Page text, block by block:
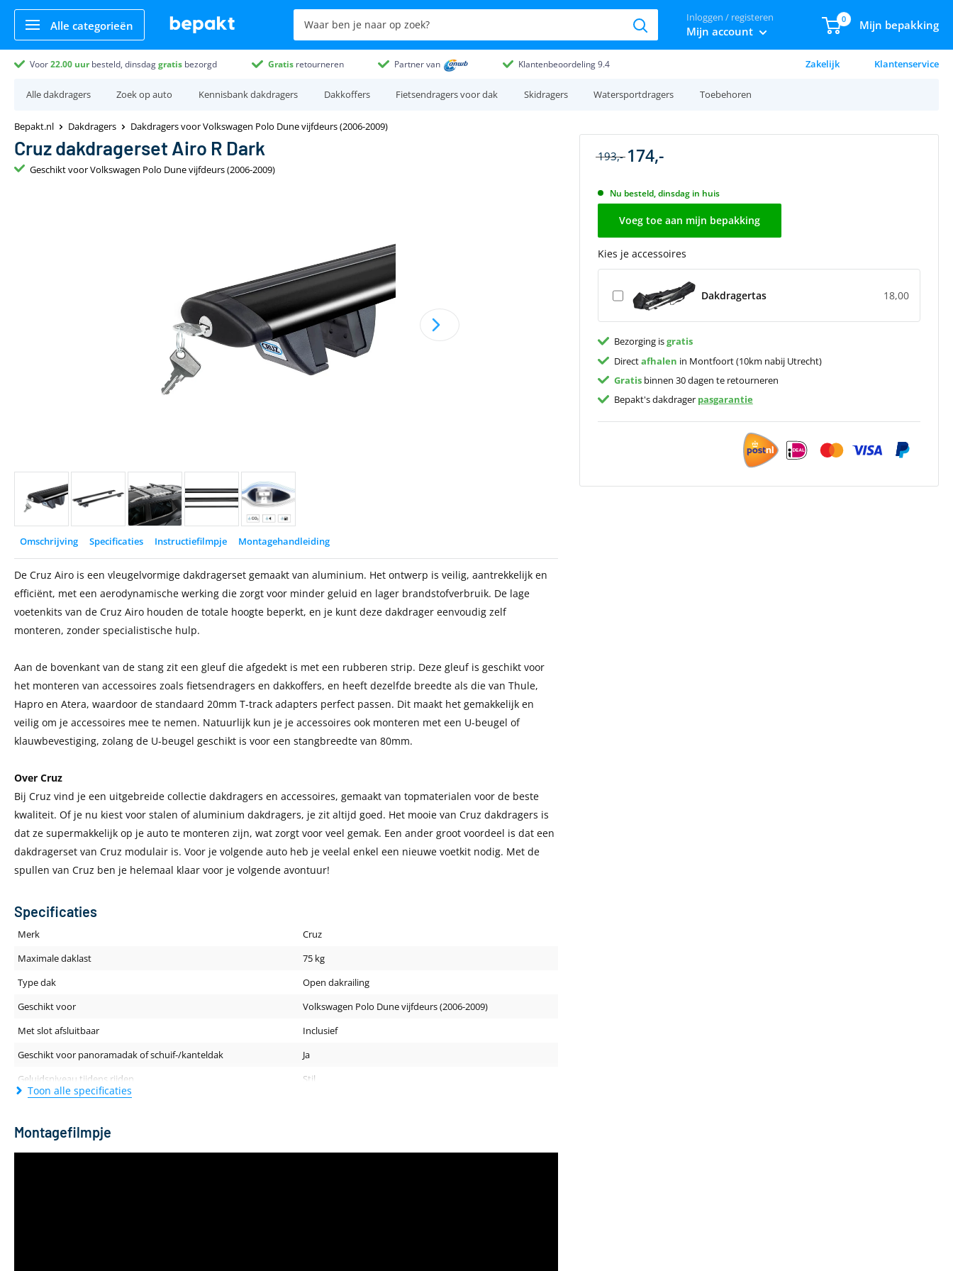
Alle categorieën
Inloggen / registeren
Mijn account
0 Mijn bepakking
Voor22.00 uurbesteld, dinsdaggratis bezorgd Gratisretourneren Partner van Klantenbeoordeling 9.4 Zakelijk Klantenservice
Alle dakdragers Zoek op auto Kennisbank dakdragers Dakkoffers Fietsendragers voor dak Skidragers Watersportdragers Toebehoren
Bepakt.nl Dakdragers Dakdragers voor Volkswagen Polo Dune vijfdeurs (2006-2009)
Cruz dakdragerset Airo R Dark
Geschikt voor Volkswagen Polo Dune vijfdeurs (2006-2009)
193,- 174,-
Nu besteld, dinsdag in huis
Voeg toe aan mijn bepakking
Kies je accessoires
Dakdragertas 18,00
Bezorging isgratis
Directafhalen in Montfoort (10km nabij Utrecht)
Gratisbinnen 30 dagen te retourneren
Bepakt's dakdrager pasgarantie
Omschrijving Specificaties Instructiefilmpje Montagehandleiding
De Cruz Airo is een vleugelvormige dakdragerset gemaakt van aluminium. Het ontwerp is veilig, aantrekkelijk en
efficiënt, met een aerodynamische werking die zorgt voor minder geluid en lager brandstofverbruik. De lage
voetenkits van de Cruz Airo houden de totale hoogte beperkt, en je kunt deze dakdrager eenvoudig zelf
monteren, zonder specialistische hulp.
Aan de bovenkant van de stang zit een gleuf die afgedekt is met een rubberen strip. Deze gleuf is geschikt voor
het monteren van accessoires zoals fietsendragers en dakkoffers, en heeft dezelfde breedte als die van Thule,
Hapro en Atera, waardoor de standaard 20mm T-track adapters perfect passen. Dit maakt het gemakkelijk en
veilig om je accessoires mee te nemen. Natuurlijk kun je je accessoires ook monteren met een U-beugel of
klauwbevestiging, zolang de U-beugel geschikt is voor een stangbreedte van 80mm.
Over Cruz
Bij Cruz vind je een uitgebreide collectie dakdragers en accessoires, gemaakt van topmaterialen voor de beste
kwaliteit. Of je nu kiest voor stalen of aluminium dakdragers, je zit altijd goed. Het mooie van Cruz dakdragers is
dat ze supermakkelijk op je auto te monteren zijn, wat zorgt voor veel gemak. Een ander groot voordeel is dat een
dakdragerset van Cruz modulair is. Voor je volgende auto heb je veelal enkel een nieuwe voetkit nodig. Met de
spullen van Cruz ben je helemaal klaar voor je volgende avontuur!
Specificaties
Merk
Cruz
Maximale daklast
75 kg
Type dak
Open dakrailing
Geschikt voor
Volkswagen Polo Dune vijfdeurs (2006-2009)
Met slot afsluitbaar
Inclusief
Geschikt voor panoramadak of schuif-/kanteldak
Ja
Geluidsniveau tijdens rijden
Stil
Lengte van de drager
Kleur
Zwart
Toon alle specificaties
Montagefilmpje